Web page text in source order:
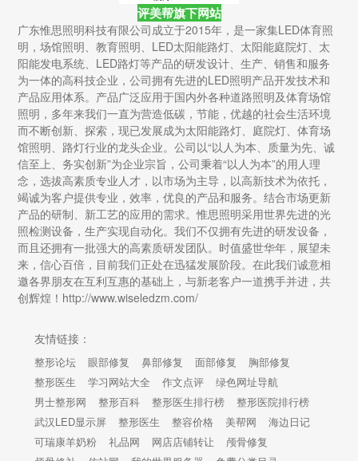
评美帮旗下网站
广东惟思照明科技有限公司成立于2015年，是一家集LED体育照
明，场馆照明、教育照明、LED太阳能路灯、太阳能庭院灯、太
阳能发电系统、LED路灯等产品的研发设计、生产、销售和服务
为一体的高科技企业，公司拥有先进的LED照明产品开发技术和
产品应用体系。产品广泛应用于国内外各种道路照明及体育场馆
照明，多年来我们一直为营造低碳，节能，优越的社会生活环境
而不断创新、探索，现已发展成为太阳能路灯、庭院灯、体育场
馆照明、路灯行业的龙头企业。公司以“以人为本、质量为先、诚
信至上、务实创新”为企业宗旨，公司秉着“以人为本”的用人理
念，选拔高素质专业人才，以市场为主导，以高新技术为依托，
竭诚为客户提供专业，效率，优良的产品和服务。结合市场更新
产品的研制、新工艺的应用的需求。惟思照明采用世界先进的光
照检测设备，生产实现自动化。我们不仅拥有先进的研发设备，
而且还拥有一批强大的高素质研发团队。时值盛世华年，展望未
来，信心百倍，目前我们正处在迅猛发展阶段。在此我们诚意相
邀各界朋友在互利互惠的基础上，与新老客户一道携手并进，共
创辉煌！http://www.wiseledzm.com/
友情链接：
整形论坛 眼部修复 鼻部修复 面部修复
胸部修复
整形医生
学习网站大全 作文点评
绿色网址导航
男士整形网
整形百科 整形医生排行榜
整形医院排行榜
武汉LED显示屏
整形医生 整容价格 美帮网
海边日记
可瑞康羊奶粉
礼品网 网店店铺转让
颅骨修复